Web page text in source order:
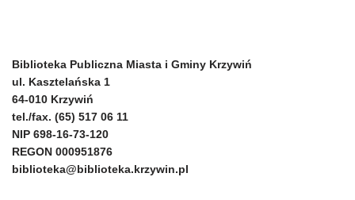
Biblioteka Publiczna Miasta i Gminy Krzywiń
ul. Kasztelańska 1
64-010 Krzywiń
tel./fax. (65) 517 06 11
NIP 698-16-73-120
REGON 000951876
biblioteka@biblioteka.krzywin.pl